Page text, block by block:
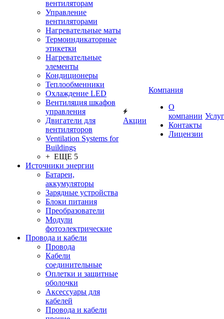
вентиляторам
Управление
вентиляторами
Нагревательные маты
Термоиндикаторные
этикетки
Нагревательные
элементы
Кондиционеры
Теплообменники
Охлаждение LED
Вентиляция шкафов
управления
Двигатели для
вентиляторов
Ventilation Systems for
Buildings
+ ЕЩЕ 5
Источники энергии
Батареи,
аккумуляторы
Зарядные устройства
Блоки питания
Преобразователи
Модули
фотоэлектрические
Провода и кабели
Провода
Кабели
соединительные
Оплетки и защитные
оболочки
Аксессуары для
кабелей
Провода и кабели
Акции
Компания
О
компании
Контакты
Лицензии